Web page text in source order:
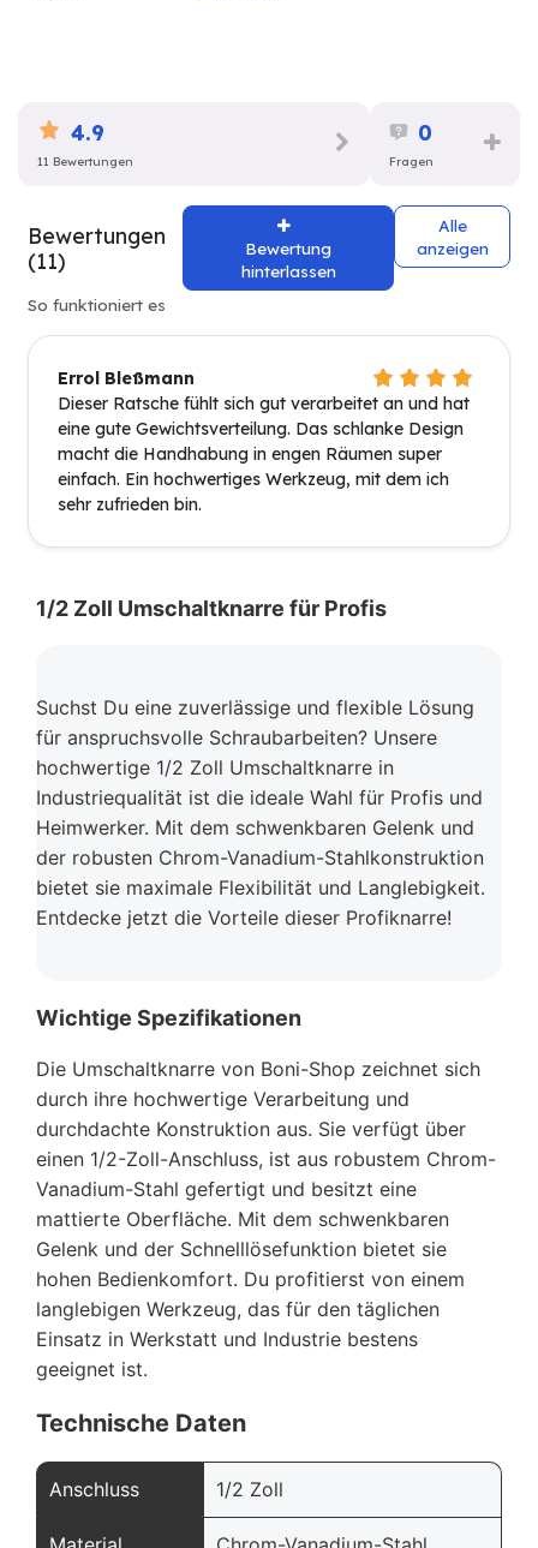
4.9
11 Bewertungen
0
Fragen
Bewertungen
(11)
Bewertung
hinterlassen
Alle
anzeigen
So funktioniert es
Errol Bleßmann
Dieser Ratsche fühlt sich gut verarbeitet an und hat
eine gute Gewichtsverteilung. Das schlanke Design
macht die Handhabung in engen Räumen super
einfach. Ein hochwertiges Werkzeug, mit dem ich
sehr zufrieden bin.
1/2 Zoll Umschaltknarre für Profis
Suchst Du eine zuverlässige und flexible Lösung
für anspruchsvolle Schraubarbeiten? Unsere
hochwertige 1/2 Zoll Umschaltknarre in
Industriequalität ist die ideale Wahl für Profis und
Heimwerker. Mit dem schwenkbaren Gelenk und
der robusten Chrom-Vanadium-Stahlkonstruktion
bietet sie maximale Flexibilität und Langlebigkeit.
Entdecke jetzt die Vorteile dieser Profiknarre!
Wichtige Spezifikationen
Die Umschaltknarre von Boni-Shop zeichnet sich
durch ihre hochwertige Verarbeitung und
durchdachte Konstruktion aus. Sie verfügt über
einen 1/2-Zoll-Anschluss, ist aus robustem Chrom-
Vanadium-Stahl gefertigt und besitzt eine
mattierte Oberfläche. Mit dem schwenkbaren
Gelenk und der Schnelllösefunktion bietet sie
hohen Bedienkomfort. Du profitierst von einem
langlebigen Werkzeug, das für den täglichen
Einsatz in Werkstatt und Industrie bestens
geeignet ist.
Technische Daten
Anschluss 1/2 Zoll